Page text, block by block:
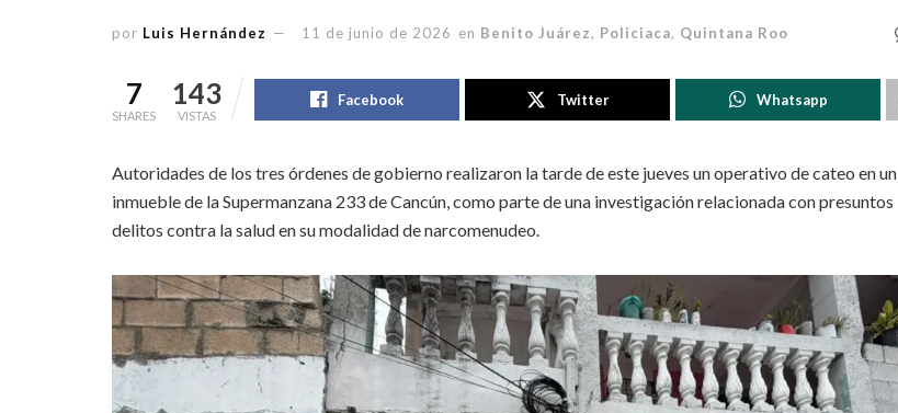
por Luis Hernández 11 de junio de 2026 en Benito Juárez, Policiaca, Quintana Roo
7
SHARES
143
VISTAS
Facebook Twitter Whatsapp
Autoridades de los tres órdenes de gobierno realizaron la tarde de este jueves un operativo de cateo en un
inmueble de la Supermanzana 233 de Cancún, como parte de una investigación relacionada con presuntos
delitos contra la salud en su modalidad de narcomenudeo.